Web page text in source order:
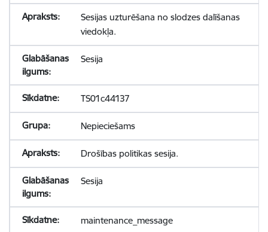
Sesijas uzturēšana no slodzes dalīšanas
viedokļa.
Sesija
TS01c44137
Nepieciešams
Drošības politikas sesija.
Sesija
maintenance_message